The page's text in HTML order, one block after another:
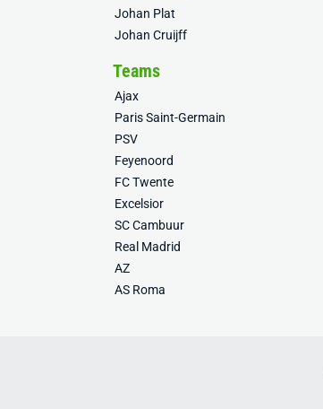
Johan Plat
Johan Cruijff
Teams
Ajax
Paris Saint-Germain
PSV
Feyenoord
FC Twente
Excelsior
SC Cambuur
Real Madrid
AZ
AS Roma